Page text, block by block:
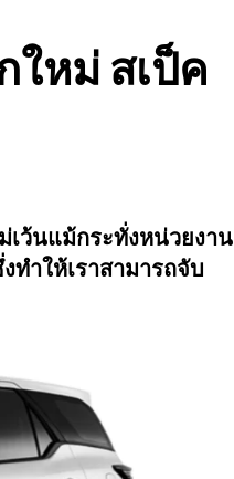
กใหม่ สเป็ค
เว้นแม้กระทั่งหน่วยงาน
ทำให้เราสามารถจับ